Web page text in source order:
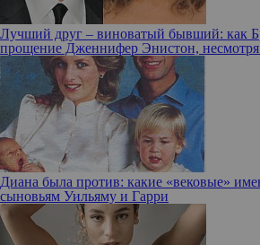
Лучший друг – виноватый бывший: как
прощение Дженнифер Энистон,
Диана была против: какие «вековые»
сыновьям Уильяму и Гарри